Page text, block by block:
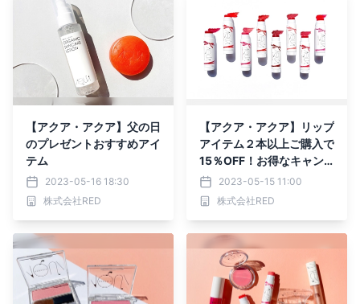
【アクア・アクア】父の日
のプレゼントおすすめアイ
テム
2023-05-16 18:30
株式会社RED
【アクア・アクア】リップ
アイテム２本以上ご購入で
15％OFF！お得なキャン
ペーンのご紹介
2023-05-15 11:00
株式会社RED